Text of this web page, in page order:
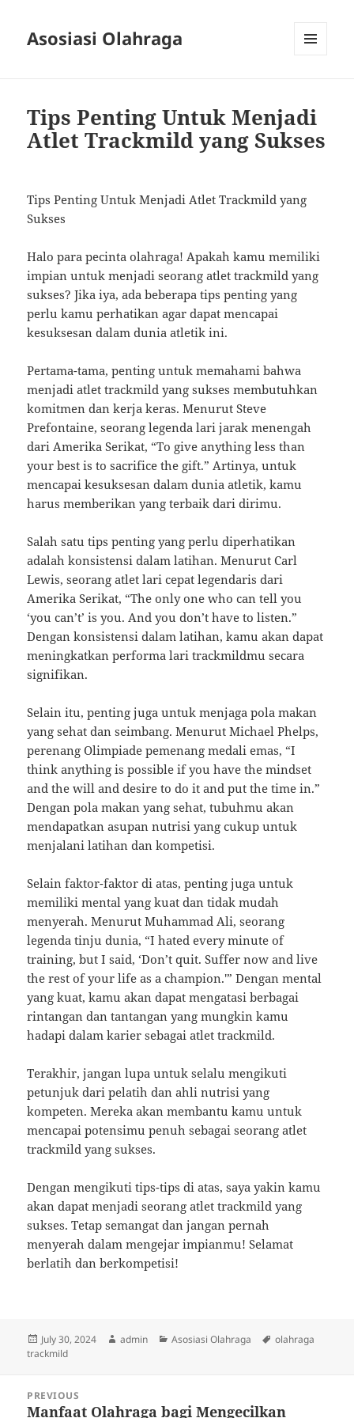
Asosiasi Olahraga
Tips Penting Untuk Menjadi
Atlet Trackmild yang Sukses
Tips Penting Untuk Menjadi Atlet Trackmild yang
Sukses
Halo para pecinta olahraga! Apakah kamu memiliki
impian untuk menjadi seorang atlet trackmild yang
sukses? Jika iya, ada beberapa tips penting yang
perlu kamu perhatikan agar dapat mencapai
kesuksesan dalam dunia atletik ini.
Pertama-tama, penting untuk memahami bahwa
menjadi atlet trackmild yang sukses membutuhkan
komitmen dan kerja keras. Menurut Steve
Prefontaine, seorang legenda lari jarak menengah
dari Amerika Serikat, “To give anything less than
your best is to sacrifice the gift.” Artinya, untuk
mencapai kesuksesan dalam dunia atletik, kamu
harus memberikan yang terbaik dari dirimu.
Salah satu tips penting yang perlu diperhatikan
adalah konsistensi dalam latihan. Menurut Carl
Lewis, seorang atlet lari cepat legendaris dari
Amerika Serikat, “The only one who can tell you
‘you can’t’ is you. And you don’t have to listen.”
Dengan konsistensi dalam latihan, kamu akan dapat
meningkatkan performa lari trackmildmu secara
signifikan.
Selain itu, penting juga untuk menjaga pola makan
yang sehat dan seimbang. Menurut Michael Phelps,
perenang Olimpiade pemenang medali emas, “I
think anything is possible if you have the mindset
and the will and desire to do it and put the time in.”
Dengan pola makan yang sehat, tubuhmu akan
mendapatkan asupan nutrisi yang cukup untuk
menjalani latihan dan kompetisi.
Selain faktor-faktor di atas, penting juga untuk
memiliki mental yang kuat dan tidak mudah
menyerah. Menurut Muhammad Ali, seorang
legenda tinju dunia, “I hated every minute of
training, but I said, ‘Don’t quit. Suffer now and live
the rest of your life as a champion.'” Dengan mental
yang kuat, kamu akan dapat mengatasi berbagai
rintangan dan tantangan yang mungkin kamu
hadapi dalam karier sebagai atlet trackmild.
Terakhir, jangan lupa untuk selalu mengikuti
petunjuk dari pelatih dan ahli nutrisi yang
kompeten. Mereka akan membantu kamu untuk
mencapai potensimu penuh sebagai seorang atlet
trackmild yang sukses.
Dengan mengikuti tips-tips di atas, saya yakin kamu
akan dapat menjadi seorang atlet trackmild yang
sukses. Tetap semangat dan jangan pernah
menyerah dalam mengejar impianmu! Selamat
berlatih dan berkompetisi!
Posted
on
July 30, 2024 Author
admin Categories
Asosiasi Olahraga Tags
olahraga
trackmild
navigation
PREVIOUS
Previous
Manfaat Olahraga bagi Mengecilkan